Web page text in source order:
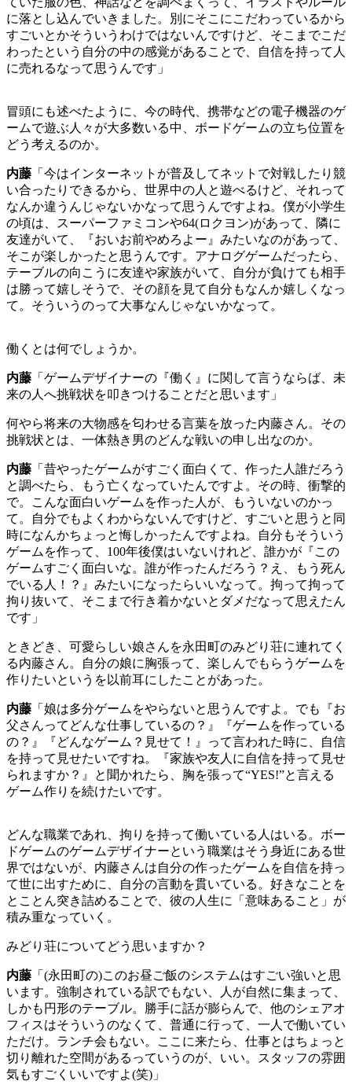
に落とし込んでいきました。別にそこにこだわっているから
すごいとかそういうわけではないんですけど、そこまでこだ
わったという自分の中の感覚があることで、自信を持って人
に売れるなって思うんです」
冒頭にも述べたように、今の時代、携帯などの電子機器のゲ
ームで遊ぶ人々が大多数いる中、ボードゲームの立ち位置を
どう考えるのか。
内藤 「今はインターネットが普及してネットで対戦したり競
い合ったりできるから、世界中の人と遊べるけど、それって
なんか違うんじゃないかなって思うんですよね。僕が小学生
の頃は、スーパーファミコンや64(ロクヨン)があって、隣に
友達がいて、『おいお前やめろよー』みたいなのがあって、
そこが楽しかったと思うんです。アナログゲームだったら、
テーブルの向こうに友達や家族がいて、自分が負けても相手
は勝って嬉しそうで、その顔を見て自分もなんか嬉しくなっ
て。そういうのって大事なんじゃないかなって。
働くとは何でしょうか。
内藤 「ゲームデザイナーの『働く』に関して言うならば、未
来の人へ挑戦状を叩きつけることだと思います」
何やら将来の大物感を匂わせる言葉を放った内藤さん。その
挑戦状とは、一体熱き男のどんな戦いの申し出なのか。
内藤 「昔やったゲームがすごく面白くて、作った人誰だろう
と調べたら、もう亡くなっていたんですよ。その時、衝撃的
で。こんな面白いゲームを作った人が、もういないのかっ
て。自分でもよくわからないんですけど、すごいと思うと同
時になんかちょっと悔しかったんですよね。自分もそういう
ゲームを作って、 100年後僕はいないけれど、誰かが『この
ゲームすごく面白いな。誰が作ったんだろう？え、もう死ん
でいる人！？』みたいになったらいいなって。拘って拘って
拘り抜いて、そこまで行き着かないとダメだなって思えたん
です」
ときどき、可愛らしい娘さんを永田町のみどり荘に連れてく
る内藤さん。自分の娘に胸張って、楽しんでもらうゲームを
作りたいというを以前耳にしたことがあった。
内藤 「娘は多分ゲームをやらないと思うんですよ。でも『お
父さんってどんな仕事しているの？』『ゲームを作っている
の？』『どんなゲーム？見せて！』って言われた時に、自信
を持って見せたいですね。『家族や友人に自信を持って見せ
られますか？』と聞かれたら、胸を張って“YES!”と言える
ゲーム作りを続けたいです。
どんな職業であれ、拘りを持って働いている人はいる。ボー
ドゲームのゲームデザイナーという職業はそう身近にある世
界ではないが、内藤さんは自分の作ったゲームを自信を持っ
て世に出すために、自分の言動を貫いている。好きなことを
とことん突き詰めることで、彼の人生に「意味あること」が
積み重なっていく。
みどり荘についてどう思いますか？
内藤 「 (永田町の)このお昼ご飯のシステムはすごい強いと思
います。強制されている訳でもない、人が自然に集まって、
しかも円形のテーブル。勝手に話が膨らんで、他のシェアオ
フィスはそういうのなくて、普通に行って、一人で働いてい
ただけ。ランチ会もない。ここに来たら、仕事とはちょっと
切り離れた空間があるっていうのが、いい。スタッフの雰囲
気もすごくいいですよ(笑) 」